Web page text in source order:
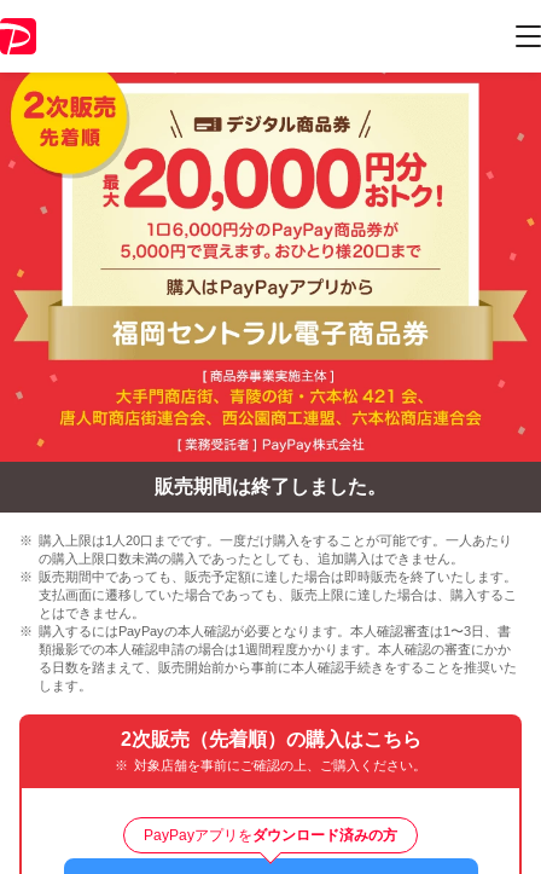
販売期間は終了しました。
購入上限は1人20口までです。一度だけ購入をすることが可能です。一人あたり
の購入上限口数未満の購入であったとしても、追加購入はできません。
販売期間中であっても、販売予定額に達した場合は即時販売を終了いたします。
支払画面に遷移していた場合であっても、販売上限に達した場合は、購入するこ
とはできません。
購入するにはPayPayの本人確認が必要となります。本人確認審査は1〜3日、書
類撮影での本人確認申請の場合は1週間程度かかります。本人確認の審査にかか
る日数を踏まえて、販売開始前から事前に本人確認手続きをすることを推奨いた
します。
2次販売（先着順）の購入はこちら
対象店舗を事前にご確認の上、ご購入ください。
PayPayアプリをダウンロード済みの方